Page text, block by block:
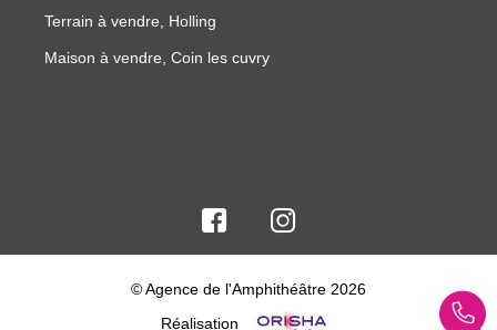
Terrain à vendre, Holling
Maison à vendre, Coin les cuvry
© Agence de l'Amphithéâtre 2026
Réalisation